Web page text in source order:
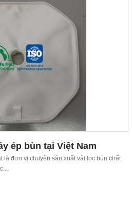
ép bùn tại Việt Nam
là đơn vị chuyên sản xuất vải lọc bùn chất